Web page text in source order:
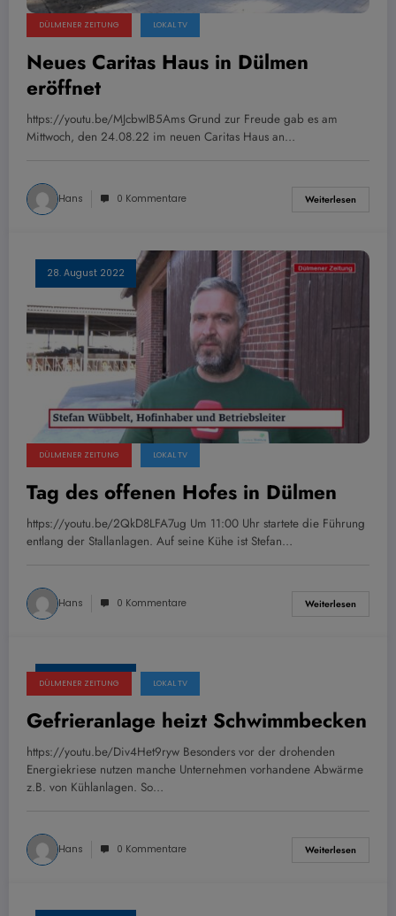
DÜLMENER ZEITUNG LOKAL TV
Neues Caritas Haus in Dülmen
eröffnet
https://youtu.be/MJcbwIB5Ams Grund zur Freude gab es am
Mittwoch, den 24.08.22 im neuen Caritas Haus an…
Hans 0 Kommentare Weiterlesen
28. August 2022
DÜLMENER ZEITUNG LOKAL TV
Tag des offenen Hofes in Dülmen
https://youtu.be/2QkD8LFA7ug Um 11:00 Uhr startete die Führung
entlang der Stallanlagen. Auf seine Kühe ist Stefan…
Hans 0 Kommentare Weiterlesen
28. August 2022
DÜLMENER ZEITUNG LOKAL TV
Gefrieranlage heizt Schwimmbecken
https://youtu.be/Div4Het9ryw Besonders vor der drohenden
Energiekriese nutzen manche Unternehmen vorhandene Abwärme
z.B. von Kühlanlagen. So…
Hans 0 Kommentare Weiterlesen